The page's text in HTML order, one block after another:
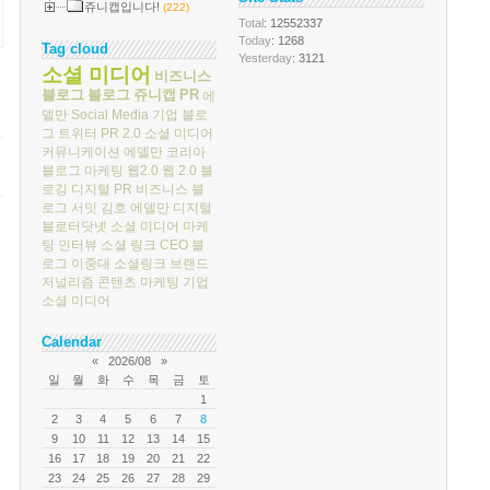
쥬니캡입니다! (222)
Tag cloud
소셜 미디어 비즈니스
블로그 블로그 쥬니캡 PR 에
델만 Social Media 기업 블로
그 트위터 PR 2.0 소셜 미디어
커뮤니케이션 에델만 코리아
블로그 마케팅 웹2.0 웹 2.0 블
로깅 디지털 PR 비즈니스 블
로그 서밋 김호 에델만 디지털
블로터닷넷 소셜 미디어 마케
팅 인터뷰 소셜 링크 CEO 블
로그 이중대 소셜링크 브랜드
저널리즘 콘텐츠 마케팅 기업
소셜 미디어
Calendar
« 2026/08
»
일
월 화 수 목 금
토
1
2
3 4 5 6 7
8
9
10 11 12 13 14
15
16
17 18 19 20 21
22
23
24 25 26 27 28 29
Total: 12552337
Today: 1268
Yesterday: 3121